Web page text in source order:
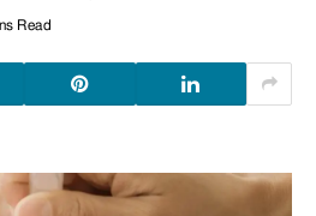
Read